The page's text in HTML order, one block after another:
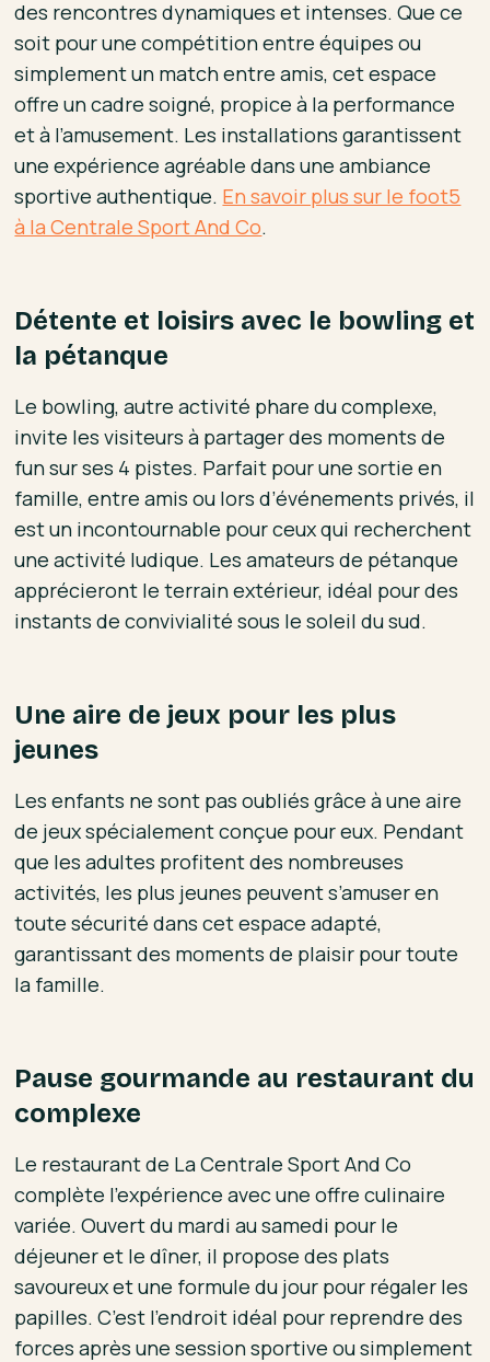
des rencontres dynamiques et intenses. Que ce
soit pour une compétition entre équipes ou
simplement un match entre amis, cet espace
offre un cadre soigné, propice à la performance
et à l’amusement. Les installations garantissent
une expérience agréable dans une ambiance
sportive authentique. En savoir plus sur le foot5
à la Centrale Sport And Co.
Détente et loisirs avec le bowling et
la pétanque
Le bowling, autre activité phare du complexe,
invite les visiteurs à partager des moments de
fun sur ses 4 pistes. Parfait pour une sortie en
famille, entre amis ou lors d’événements privés, il
est un incontournable pour ceux qui recherchent
une activité ludique. Les amateurs de pétanque
apprécieront le terrain extérieur, idéal pour des
instants de convivialité sous le soleil du sud.
Une aire de jeux pour les plus
jeunes
Les enfants ne sont pas oubliés grâce à une aire
de jeux spécialement conçue pour eux. Pendant
que les adultes profitent des nombreuses
activités, les plus jeunes peuvent s’amuser en
toute sécurité dans cet espace adapté,
garantissant des moments de plaisir pour toute
la famille.
Pause gourmande au restaurant du
complexe
Le restaurant de La Centrale Sport And Co
complète l’expérience avec une offre culinaire
variée. Ouvert du mardi au samedi pour le
déjeuner et le dîner, il propose des plats
savoureux et une formule du jour pour régaler les
papilles. C’est l’endroit idéal pour reprendre des
forces après une session sportive ou simplement